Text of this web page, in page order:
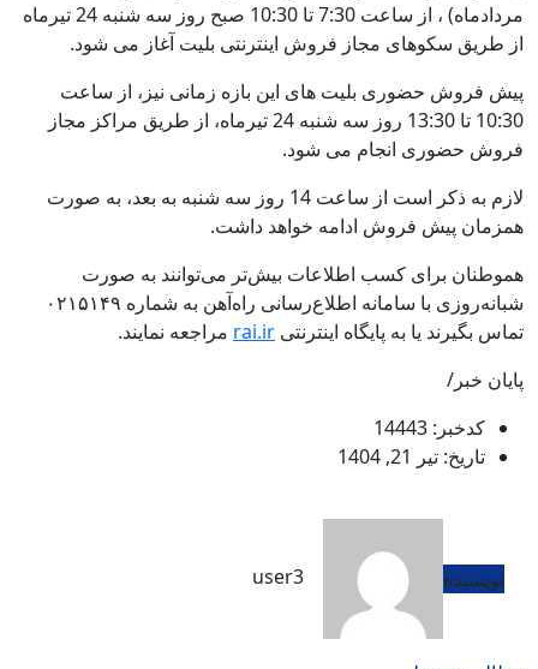
مردادماه) ، از ساعت 7:30 تا 10:30 صبح روز سه شنبه 24 تیرماه
از طریق سکوهای مجاز فروش اینترنتی بلیت آغاز می شود.
️پیش فروش حضوری بلیت های این بازه زمانی نیز، از ساعت
10:30 تا 13:30 روز سه شنبه 24 تیرماه، از طریق مراکز مجاز
فروش حضوری انجام می شود.
️لازم به ذکر است از ساعت 14 روز سه شنبه به بعد، به صورت
همزمان پیش فروش ادامه خواهد داشت.
️هموطنان برای کسب اطلاعات بیش‌تر می‌توانند به صورت
شبانه‌روزی با سامانه اطلاع‌رسانی راه‌آهن به شماره ۰۲۱۵۱۴۹
تماس بگیرند یا به پایگاه اینترنتی rai.ir مراجعه نمایند.
پایان خبر/
کدخبر: 14443
تاریخ: تیر 21, 1404
نویسنده user3